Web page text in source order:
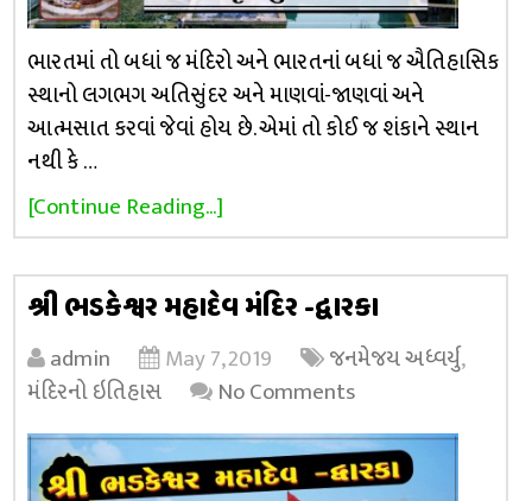
ભારતમાં તો બધાં જ મંદિરો અને ભારતનાં બધાં જ ઐતિહાસિક
સ્થાનો લગભગ અતિસુંદર અને માણવાં-જાણવાં અને
આત્મસાત કરવાં જેવાં હોય છે. એમાં તો કોઈ જ શંકાને સ્થાન
નથી કે …
[Continue Reading...]
શ્રી ભડકેશ્વર મહાદેવ મંદિર -દ્વારકા
admin May 7, 2019 જનમેજય અધ્વર્યુ,
મંદિરનો ઇતિહાસ
No Comments